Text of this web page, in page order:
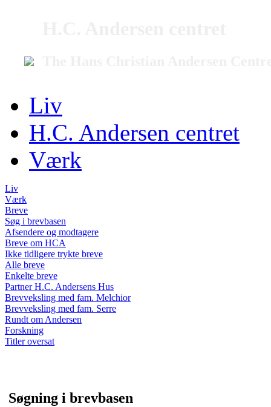
Liv
H.C. Andersen centret
Værk
Liv
Værk
Breve
Søg i brevbasen
Afsendere og modtagere
Breve om HCA
Ikke tidligere trykte breve
Alle breve
Enkelte breve
Partner H.C. Andersens Hus
Brevveksling med fam. Melchior
Brevveksling med fam. Serre
Rundt om Andersen
Forskning
Titler oversat
Søgning i brevbasen